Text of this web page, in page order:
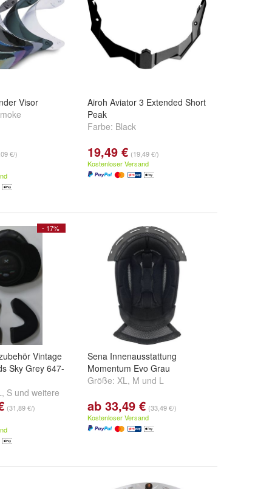
Visor
€/)
Airoh Aviator 3 Extended Short
Peak
Farbe: Black
19,49 € (19,49 €/)
Kostenloser Versand
- 17%
Vintage
Sky Grey 647-
, S und weitere
(31,89 €/)
Sena Innenausstattung
Momentum Evo Grau
Größe: XL, M und L
ab 33,49 € (33,49 €/)
Kostenloser Versand